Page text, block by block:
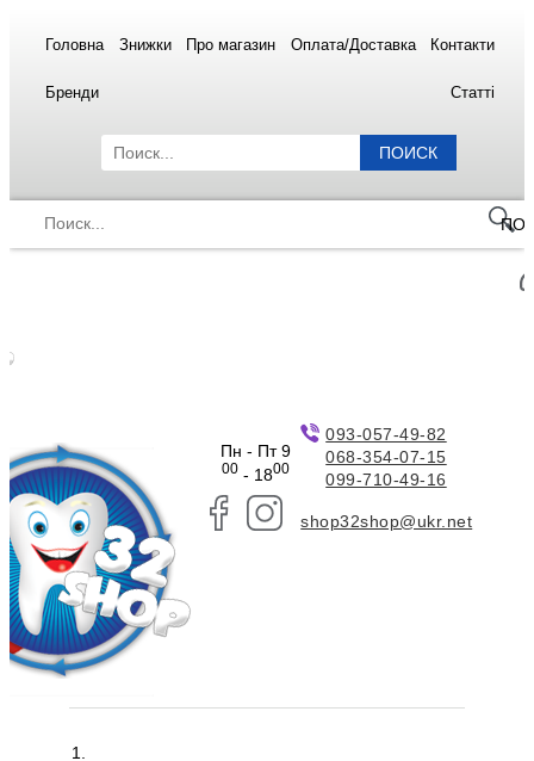
Головна Знижки Про магазин Оплата/Доставка Контакти
Бренди Статті
ПОИСК
Пн - Пт 9
00- 1800
093-057-49-82
068-354-07-15
099-710-49-16
shop32shop@ukr.net